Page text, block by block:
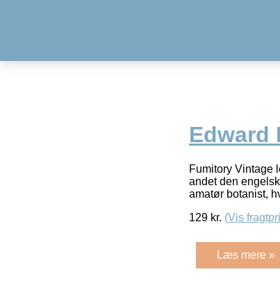
Edward
Fumitory Vintage
andet den
amatør botanist,
129 kr. (Vis
Læs mere »